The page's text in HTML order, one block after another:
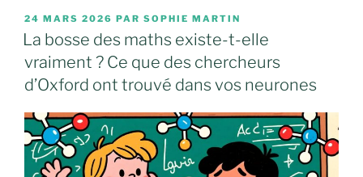
PUBLIÉ
LE
24 MARS 2026 PAR SOPHIE MARTIN
La bosse des maths existe-t-elle
vraiment ? Ce que des chercheurs
d’Oxford ont trouvé dans vos neurones